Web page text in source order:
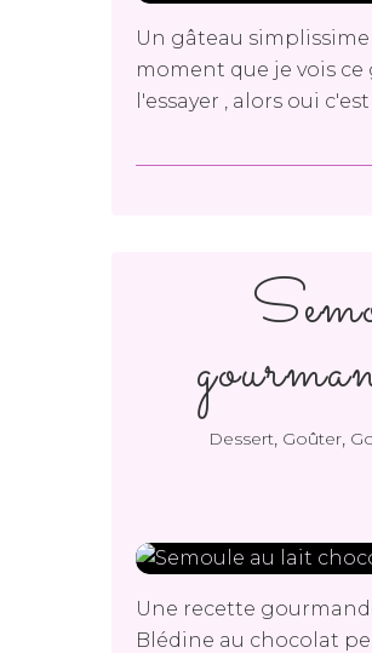
Un gâteau
moment que je vois
l'essayer , alors oui
Dessert, Goûter,
Une recette
Blédine au chocolat